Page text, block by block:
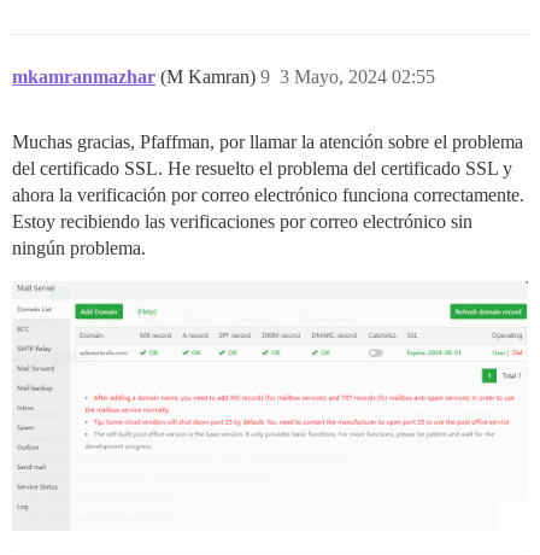
mkamranmazhar (M Kamran) 3 Mayo, 2024 02:55
9
Muchas gracias, Pfaffman, por llamar la atención sobre el problema
del certificado SSL. He resuelto el problema del certificado SSL y
ahora la verificación por correo electrónico funciona correctamente.
Estoy recibiendo las verificaciones por correo electrónico sin
ningún problema.